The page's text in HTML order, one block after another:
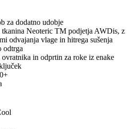
za dodatno udobje
tkanina Neoteric TM podjetja AWDis, z
odvajanja vlage in hitrega sušenja
odtrga
in odprtin za roke iz enake